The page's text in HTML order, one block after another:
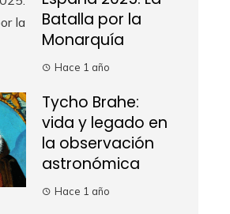
Batalla por la
Monarquía
Hace 1 año
Tycho Brahe:
vida y legado en
la observación
astronómica
Hace 1 año